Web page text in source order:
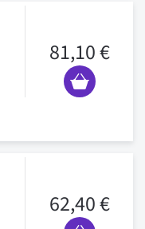
81,10 €
62,40 €